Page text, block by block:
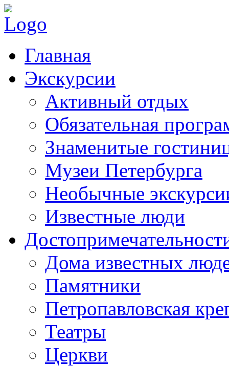
Главная
Экскурсии
Активный отдых
Обязательная
Знаменитые
Музеи Петербурга
Необычные
Известные люди
Дома известных
Памятники
Петропавловская
Театры
Церкви